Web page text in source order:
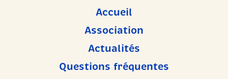
Accueil
Association
Actualités
Questions fréquentes